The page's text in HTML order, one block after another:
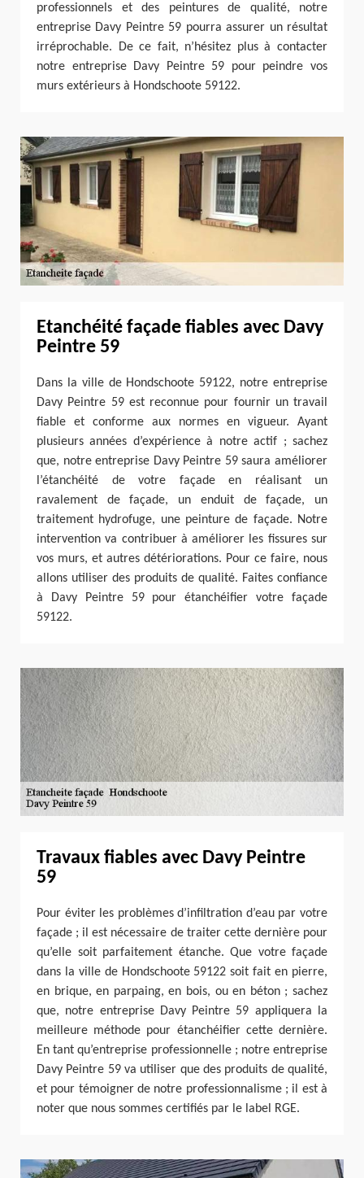
professionnels et des peintures de qualité, notre
entreprise Davy Peintre 59 pourra assurer un résultat
irréprochable. De ce fait, n’hésitez plus à contacter
notre entreprise Davy Peintre 59 pour peindre vos
murs extérieurs à Hondschoote 59122.
Etanchéité façade fiables avec Davy
Peintre 59
Dans la ville de Hondschoote 59122, notre entreprise
Davy Peintre 59 est reconnue pour fournir un travail
fiable et conforme aux normes en vigueur. Ayant
plusieurs années d’expérience à notre actif ; sachez
que, notre entreprise Davy Peintre 59 saura améliorer
l’étanchéité de votre façade en réalisant un
ravalement de façade, un enduit de façade, un
traitement hydrofuge, une peinture de façade. Notre
intervention va contribuer à améliorer les fissures sur
vos murs, et autres détériorations. Pour ce faire, nous
allons utiliser des produits de qualité. Faites confiance
à Davy Peintre 59 pour étanchéifier votre façade
59122.
Travaux fiables avec Davy Peintre
59
Pour éviter les problèmes d’infiltration d’eau par votre
façade ; il est nécessaire de traiter cette dernière pour
qu’elle soit parfaitement étanche. Que votre façade
dans la ville de Hondschoote 59122 soit fait en pierre,
en brique, en parpaing, en bois, ou en béton ; sachez
que, notre entreprise Davy Peintre 59 appliquera la
meilleure méthode pour étanchéifier cette dernière.
En tant qu’entreprise professionnelle ; notre entreprise
Davy Peintre 59 va utiliser que des produits de qualité,
et pour témoigner de notre professionnalisme ; il est à
noter que nous sommes certifiés par le label RGE.